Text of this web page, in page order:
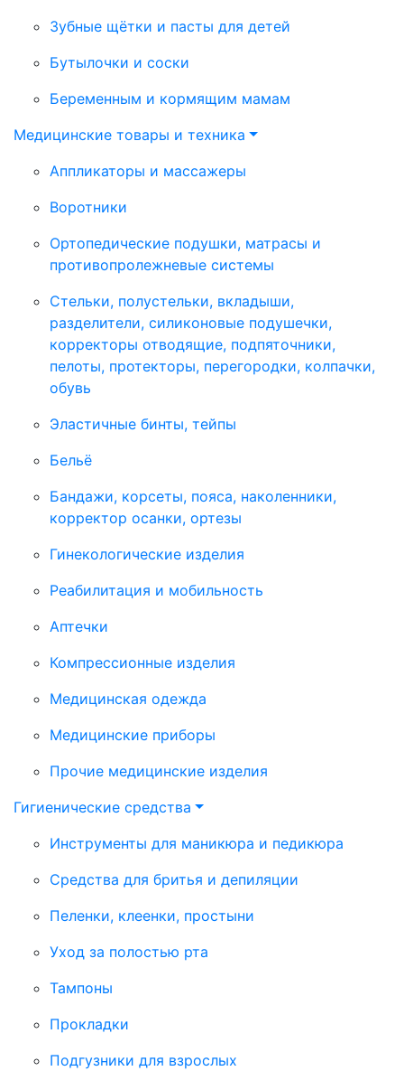
Зубные щётки и пасты для детей
Бутылочки и соски
Беременным и кормящим мамам
Медицинские товары и техника
Аппликаторы и массажеры
Воротники
Ортопедические подушки, матрасы и
противопролежневые системы
Стельки, полустельки, вкладыши,
разделители, силиконовые подушечки,
корректоры отводящие, подпяточники,
пелоты, протекторы, перегородки, колпачки,
обувь
Эластичные бинты, тейпы
Бельё
Бандажи, корсеты, пояса, наколенники,
корректор осанки, ортезы
Гинекологические изделия
Реабилитация и мобильность
Аптечки
Компрессионные изделия
Медицинская одежда
Медицинские приборы
Прочие медицинские изделия
Гигиенические средства
Инструменты для маникюра и педикюра
Средства для бритья и депиляции
Пеленки, клеенки, простыни
Уход за полостью рта
Тампоны
Прокладки
Подгузники для взрослых